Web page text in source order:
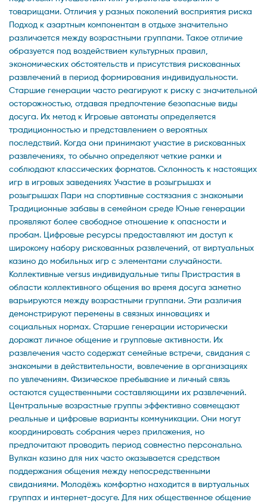
товарищами. Отличия у разных поколений восприятия риска
Подход к азартным компонентам в отдыхе значительно
различается между возрастными группами. Такое отличие
образуется под воздействием культурных правил,
экономических обстоятельств и присутствия рискованных
развлечений в период формирования индивидуальности.
Старшие генерации часто реагируют к риску с значительной
осторожностью, отдавая предпочтение безопасные виды
досуга. Их метод к Игровые автоматы определяется
традиционностью и представлением о вероятных
последствий. Когда они принимают участие в рискованных
развлечениях, то обычно определяют четкие рамки и
соблюдают классических форматов. Склонность к настоящих
игр в игровых заведениях Участие в розыгрышах и
розыгрышах Пари на спортивные состязания с знакомыми
Традиционные забавы в семейном среде Юные генерации
проявляют более свободное отношение к опасности и
пробам. Цифровые ресурсы предоставляют им доступ к
широкому набору рискованных развлечений, от виртуальных
казино до мобильных игр с элементами случайности.
Коллективные versus индивидуальные типы Пристрастия в
области коллективного общения во время досуга заметно
варьируются между возрастными группами. Эти различия
демонстрируют перемены в связных инновациях и
социальных нормах. Старшие генерации исторически
дорожат личное общение и групповые активности. Их
развлечения часто содержат семейные встречи, свидания с
знакомыми в действительности, вовлечение в организациях
по увлечениям. Физическое пребывание и личный связь
остаются существенными составляющими их развлечений.
Центральные возрастные группы эффективно совмещают
реальные и цифровые варианты коммуникации. Они могут
координировать собрания через приложения, но
предпочитают проводить период совместно персонально.
Вулкан казино для них часто оказывается средством
поддержания общения между непосредственными
свиданиями. Молодёжь комфортно находится в виртуальных
группах и интернет-досуге. Для них общественное общение